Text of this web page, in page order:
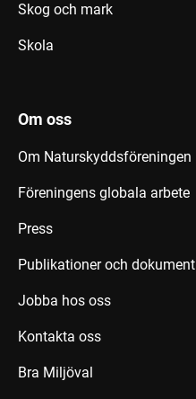
Skog och mark
Skola
Om oss
Om Naturskyddsföreningen
Föreningens globala arbete
Press
Publikationer och dokument
Jobba hos oss
Kontakta oss
Bra Miljöval